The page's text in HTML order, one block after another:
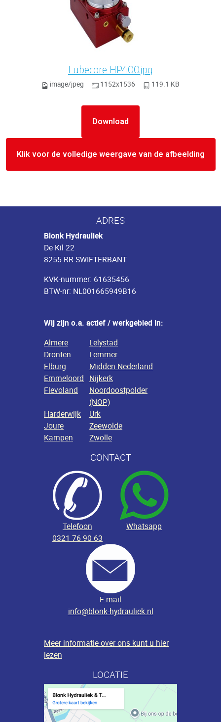
Lubecore HP400.jpg
image/jpeg 1152x1536 119.1 KB
Download
Klik voor de volledige weergave van de afbeelding
ADRES
Blonk Hydrauliek
De Kil 22
8255 RR SWIFTERBANT
KVK-nummer: 61635456
BTW-nr: NL001665949B16
Wij zijn o.a. actief / werkgebied in:
Almere
Lelystad
Dronten
Lemmer
Elburg
Midden Nederland
Emmeloord Nijkerk
Flevoland
Noordoostpolder
(NOP)
Harderwijk
Urk
Joure
Zeewolde
Kampen
Zwolle
CONTACT
Telefoon
Whatsapp
0321 76 90 63
E-mail
info@blonk-hydrauliek.nl
Meer informatie over ons kunt u hier
lezen
LOCATIE